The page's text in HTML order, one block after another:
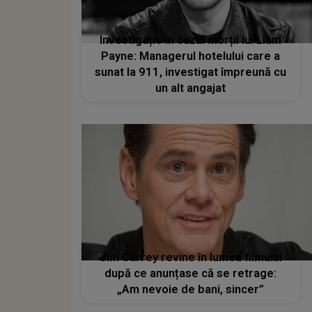
Investigație în cazul morții lui Liam
Payne: Managerul hotelului care a
sunat la 911, investigat împreună cu
un alt angajat
Jim Carrey revine în lumea filmului
după ce anunțase că se retrage:
„Am nevoie de bani, sincer”